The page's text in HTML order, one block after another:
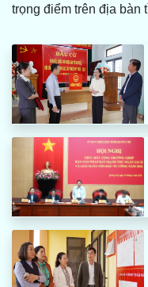
trọng điểm trên địa bàn